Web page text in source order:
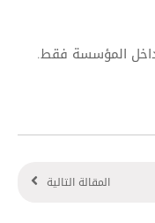
داخل المؤسسة فقط.
المقالة التالية